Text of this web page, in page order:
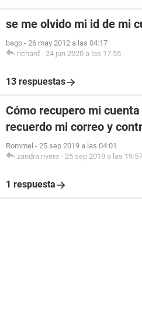
se me olvido mi id de mi
bago - 26 may 2012 a las 04:17
richard - 24 jun 2020 a las 17:55
13 respuestas
Cómo recupero mi
recuerdo mi correo y
Rommel - 25 sep 2019 a las 04:01
zandra.rivera - 25 sep 2019 a las 19:57
1 respuesta